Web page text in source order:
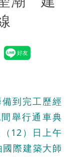
到完工歷經
舉行通車典
12）日上午
際建築大師